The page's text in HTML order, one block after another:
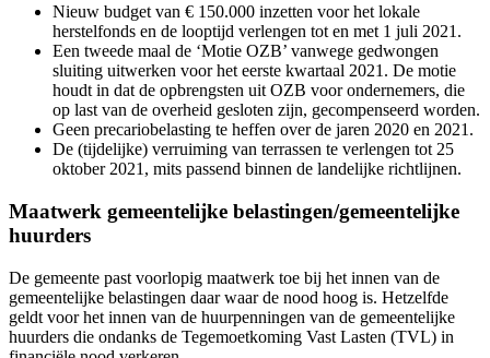
Nieuw budget van € 150.000 inzetten voor het lokale
herstelfonds en de looptijd verlengen tot en met 1 juli 2021.
Een tweede maal de ‘Motie OZB’ vanwege gedwongen
sluiting uitwerken voor het eerste kwartaal 2021. De motie
houdt in dat de opbrengsten uit OZB voor ondernemers, die
op last van de overheid gesloten zijn, gecompenseerd worden.
Geen precariobelasting te heffen over de jaren 2020 en 2021.
De (tijdelijke) verruiming van terrassen te verlengen tot 25
oktober 2021, mits passend binnen de landelijke richtlijnen.
Maatwerk gemeentelijke belastingen/gemeentelijke
huurders
De gemeente past voorlopig maatwerk toe bij het innen van de
gemeentelijke belastingen daar waar de nood hoog is. Hetzelfde
geldt voor het innen van de huurpenningen van de gemeentelijke
huurders die ondanks de Tegemoetkoming Vast Lasten (TVL) in